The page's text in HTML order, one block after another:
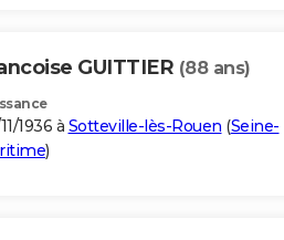
GUITTIER (88 ans)
1936 à Sotteville-lès-Rouen (Seine-
)